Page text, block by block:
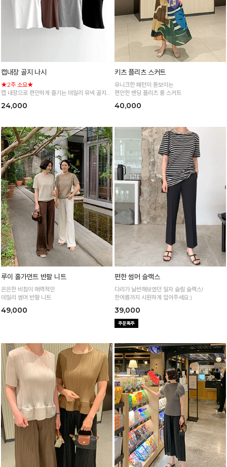
캡내장 골지 나시
★2주 소요★
캡 내장으로 편안하게 즐기는 데일리 유넥 골지
24,000
키츠 플리츠 스커트
유니크한 패턴이 돋보이는
편안한 밴딩 플리츠 롱 스커트
40,000
루이 홀가먼트 반팔 니트
은은한 비침이 매력적인
데일리 썸머 반팔 니트
49,000
편한 썸머 슬랙스
다리가 날씬해보였던 일자 슬림 슬랙스!
한여름까지 시원하게 입어주세요:)
39,000